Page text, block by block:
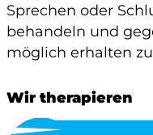
Sprechen oder
behandeln und
möglich erhalten
Wir therapieren